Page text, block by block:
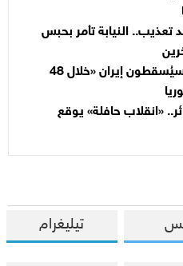
تعذيب.. النيابة تأمر بحبس
بزشكيان: تصوروا أنهم سيُسقطون إيران «خلال 48
«انقلاب حافلة» يوقع
تيليغرام